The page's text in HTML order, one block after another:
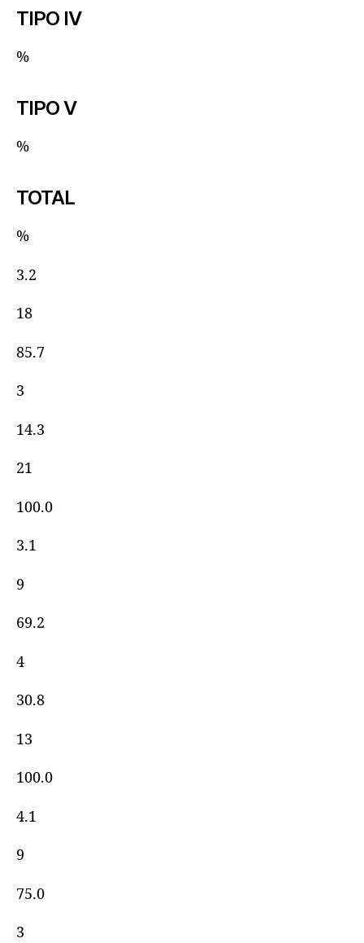
TIPO IV
%
TIPO V
%
TOTAL
%
3.2
18
85.7
3
14.3
21
100.0
3.1
9
69.2
4
30.8
13
100.0
4.1
9
75.0
3